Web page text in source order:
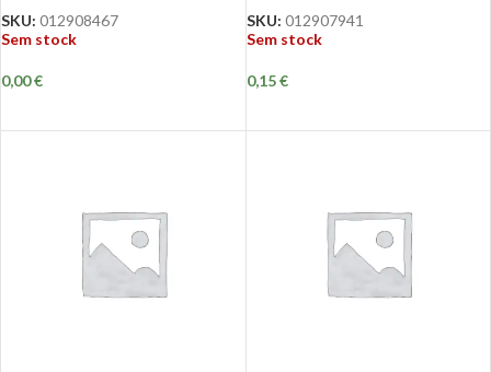
SKU: 012908467
Sem stock
0,00€
SKU: 012907941
Sem stock
0,15€